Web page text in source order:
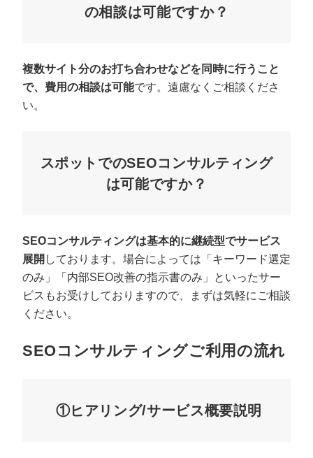
の相談は可能ですか？
複数サイト分のお打ち合わせなどを同時に行うこと
で、費用の相談は可能です。遠慮なくご相談くださ
い。
スポットでのSEOコンサルティング
は可能ですか？
SEOコンサルティングは基本的に継続型でサービス
展開 しております。場合によっては「キーワード選定
のみ」「内部SEO改善の指示書のみ」といったサー
ビスもお受けしておりますので、まずは気軽にご相談
ください。
SEOコンサルティングご利用の流れ
①ヒアリング/サービス概要説明